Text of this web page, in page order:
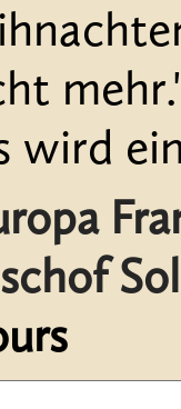
wird